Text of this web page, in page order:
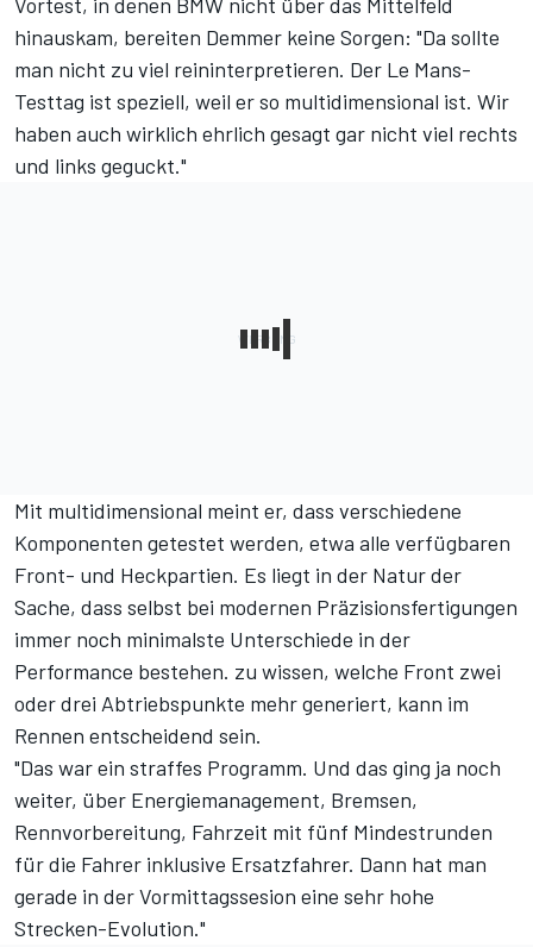
hinauskam, bereiten Demmer keine Sorgen: "Da sollte
man nicht zu viel reininterpretieren. Der Le Mans-
Testtag ist speziell, weil er so multidimensional ist. Wir
haben auch wirklich ehrlich gesagt gar nicht viel rechts
und links geguckt."
Mit multidimensional meint er, dass verschiedene
Komponenten getestet werden, etwa alle verfügbaren
Front- und Heckpartien. Es liegt in der Natur der
Sache, dass selbst bei modernen Präzisionsfertigungen
immer noch minimalste Unterschiede in der
Performance bestehen. zu wissen, welche Front zwei
oder drei Abtriebspunkte mehr generiert, kann im
Rennen entscheidend sein.
"Das war ein straffes Programm. Und das ging ja noch
weiter, über Energiemanagement, Bremsen,
Rennvorbereitung, Fahrzeit mit fünf Mindestrunden
für die Fahrer inklusive Ersatzfahrer. Dann hat man
gerade in der Vormittagssesion eine sehr hohe
Strecken-Evolution."